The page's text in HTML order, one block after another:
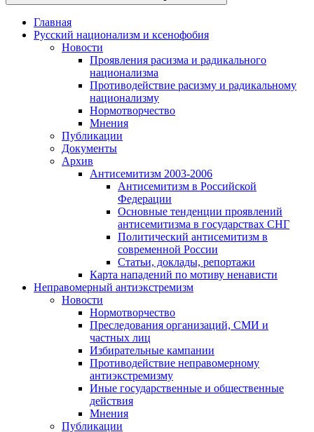
Главная
Русский национализм и ксенофобия
Новости
Проявления расизма и радикального
национализма
Противодействие расизму и радикальному
национализму
Нормотворчество
Мнения
Публикации
Документы
Архив
Антисемитизм 2003-2006
Антисемитизм в Российской
Федерации
Основные тенденции проявлений
антисемитизма в государствах СНГ
Политический антисемитизм в
современной России
Статьи, доклады, репортажи
Карта нападений по мотиву ненависти
Неправомерный антиэкстремизм
Новости
Нормотворчество
Преследования организаций, СМИ и
частных лиц
Избирательные кампании
Противодействие неправомерному
антиэкстремизму
Иные государственные и общественные
действия
Мнения
Публикации